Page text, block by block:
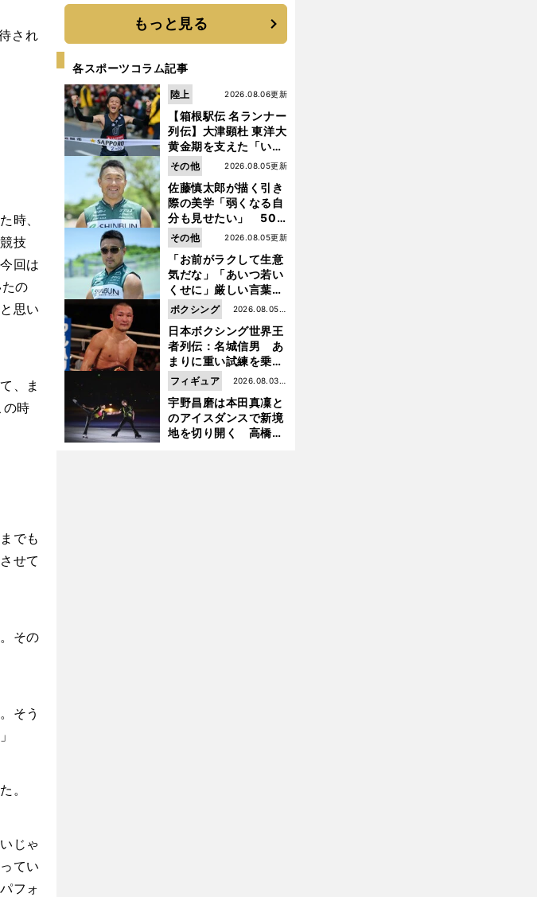
され
時、
技
回は
の
思い
、ま
時
でも
せて
その
そう
。
じゃ
てい
フォ
もっと見る
各スポーツコラム記事
【箱根駅伝 名ランナー
列伝】大津顕杜 東洋大
黄金期を支えた「いぶ
し銀」の存在 最後は同
期の設楽兄弟も受賞で
きなかった金栗杯に輝
く
2026.08.06更新
陸上
佐藤慎太郎が描く引き
際の美学「弱くなる自
分も見せたい」 50
代の競輪人生に影響を
与える伏見俊昭の死に
も言及
2026.08.05更新
その他
「お前がラクして生意
気だな」「あいつ若い
くせに」厳しい言葉を
浴びせられるも佐藤慎
太郎が貫いた誇りとフ
ァンへの思い
2026.08.05更新
その他
日本ボクシング世界王
者列伝：名城信男 あ
まりに重い試練を乗り
越え「大胆さ」と「巧
さ」で築いた時代
2026.08.05更
新
ボクシング
宇野昌磨は本田真凜と
のアイスダンスで新境
地を切り開く 高橋大
2026.08.03更
新
フィギュア